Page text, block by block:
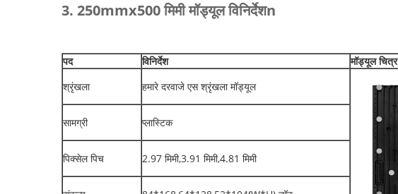
3. 250mmx500 मिमीमॉड्यूल विनिर्देशn
पद विनिर्देश
मॉड्यूल चित्र
श्रृंखला
हमारे दरवाजे एस श्रृंखला मॉड्यूल
सामग्री प्लास्टिक
पिक्सेल पिच 2.97 मिमी,3.91 मिमी,4.81 मिमी